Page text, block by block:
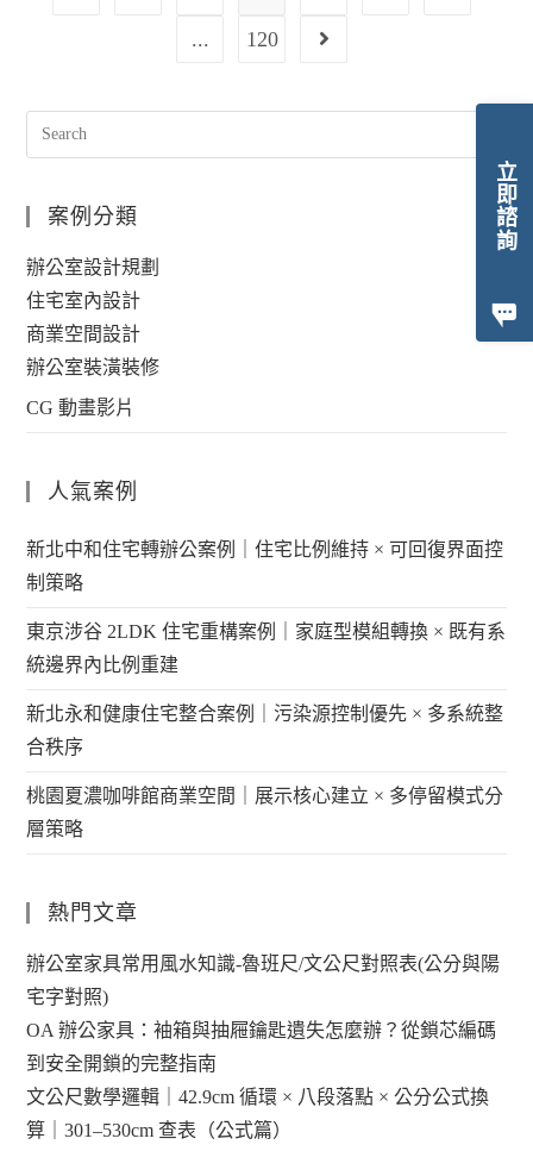
立即諮詢
...
120
案例分類
辦公室設計規劃
住宅室內設計
商業空間設計
辦公室裝潢裝修
CG 動畫影片
人氣案例
新北中和住宅轉辦公案例｜住宅比例維持 × 可回復界面控
制策略
東京涉谷 2LDK 住宅重構案例｜家庭型模組轉換 × 既有系
統邊界內比例重建
新北永和健康住宅整合案例｜污染源控制優先 × 多系統整
合秩序
桃園夏濃咖啡館商業空間｜展示核心建立 × 多停留模式分
層策略
熱門文章
辦公室家具常用風水知識-魯班尺/文公尺對照表(公分與陽
宅字對照)
OA 辦公家具：袖箱與抽屜鑰匙遺失怎麼辦？從鎖芯編碼
到安全開鎖的完整指南
文公尺數學邏輯｜42.9cm 循環 × 八段落點 × 公分公式換
算｜301–530cm 查表（公式篇）